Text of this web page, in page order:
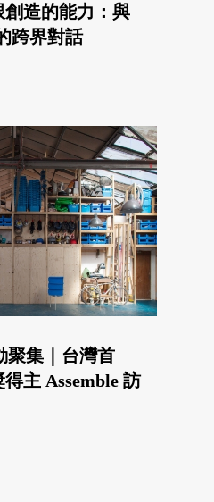
創造的能力：與
跨界對話
聚集｜台灣首
主 Assemble 訪